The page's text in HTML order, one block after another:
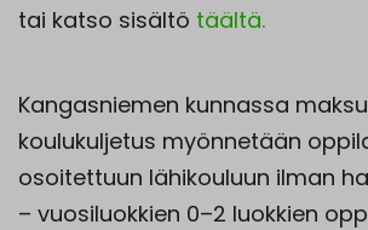
tai katso sisältö täältä.
Kangasniemen kunnassa
koulukuljetus myönnetään
osoitettuun lähikouluun ilman
– vuosiluokkien 0–2 luokkien